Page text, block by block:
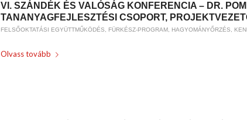
VI. SZÁNDÉK ÉS VALÓSÁG KONFERENCIA – DR.
TANANYAGFEJLESZTÉSI CSOPORT,
FELSŐOKTATÁSI EGYÜTTMŰKÖDÉS FÜRKÉSZ-PROGRAM HAGYOMÁNYŐRZÉS
Olvass tovább